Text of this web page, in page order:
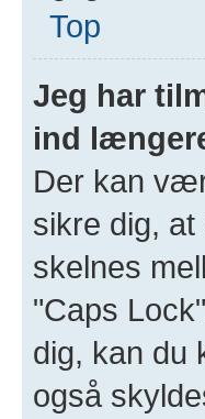
Top
Jeg har
ind
Der kan
sikre dig,
skelnes
"Caps
dig, kan du
også